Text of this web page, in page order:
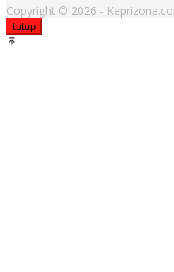
Copyright © 2026 -
tutup